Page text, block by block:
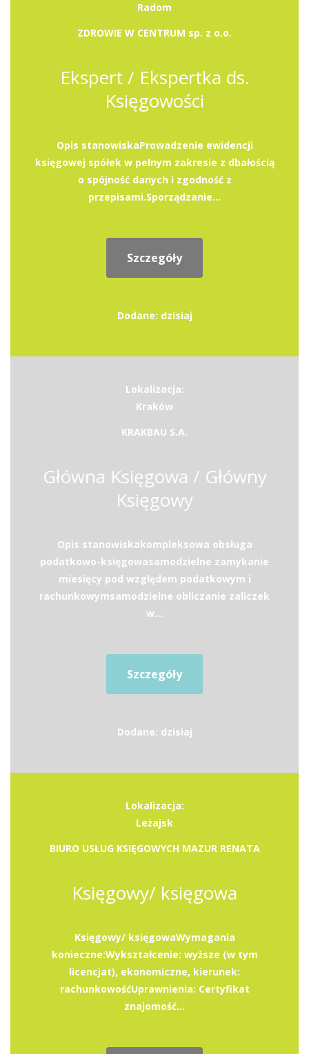
Radom
ZDROWIE W CENTRUM sp. z o.o.
Ekspert / Ekspertka ds.
Księgowości
Opis stanowiskaProwadzenie ewidencji
księgowej spółek w pełnym zakresie z dbałością
o spójność danych i zgodność z
przepisami.Sporządzanie...
Szczegóły
Dodane: dzisiaj
Lokalizacja:
Kraków
KRAKBAU S.A.
Główna Księgowa / Główny
Księgowy
Opis stanowiskakompleksowa obsługa
podatkowo-księgowasamodzielne zamykanie
miesięcy pod względem podatkowym i
rachunkowymsamodzielne obliczanie zaliczek
w...
Szczegóły
Dodane: dzisiaj
Lokalizacja:
Leżajsk
BIURO USŁUG KSIĘGOWYCH MAZUR RENATA
Księgowy/ księgowa
Księgowy/ księgowaWymagania
konieczne:Wykształcenie: wyższe (w tym
licencjat), ekonomiczne, kierunek:
rachunkowośćUprawnienia: Certyfikat
znajomość...